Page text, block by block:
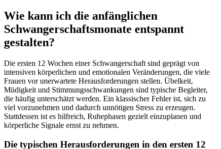
Wie kann ich die anfänglichen
Schwangerschaftsmonate entspannt
gestalten?
Die ersten 12 Wochen einer Schwangerschaft sind geprägt von
intensiven körperlichen und emotionalen Veränderungen, die viele
Frauen vor unerwartete Herausforderungen stellen. Übelkeit,
Müdigkeit und Stimmungsschwankungen sind typische Begleiter,
die häufig unterschätzt werden. Ein klassischer Fehler ist, sich zu
viel vorzunehmen und dadurch unnötigen Stress zu erzeugen.
Stattdessen ist es hilfreich, Ruhephasen gezielt einzuplanen und
körperliche Signale ernst zu nehmen.
Die typischen Herausforderungen in den ersten 12